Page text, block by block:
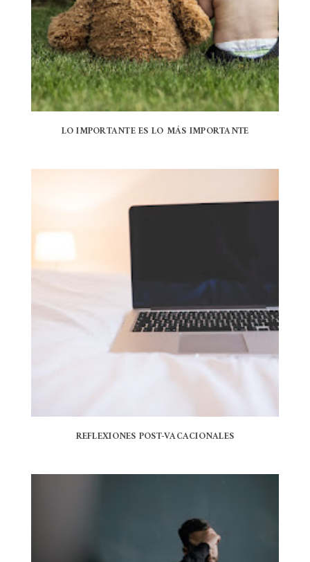
LO IMPORTANTE ES LO MÁS IMPORTANTE
REFLEXIONES POST-VACACIONALES